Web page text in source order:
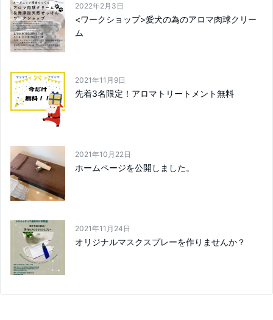
2022年2月3日
<ワークショップ>愛犬の為のアロマ肉球クリー
ム
2021年11月9日
先着3名限定！アロマトリートメント無料
2021年10月22日
ホームページを公開しました。
2021年11月24日
オリジナルマスクスプレーを作りませんか？